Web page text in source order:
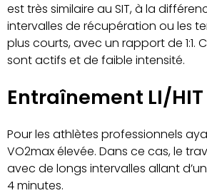
est très similaire au SIT, à la
intervalles de récupération ou les
plus courts, avec un rapport de 1:1.
sont actifs et de faible intensité.
Entraînement LI/HIT
Pour les athlètes professionnels
VO2max élevée. Dans ce cas, le
avec de longs intervalles allant
4 minutes.